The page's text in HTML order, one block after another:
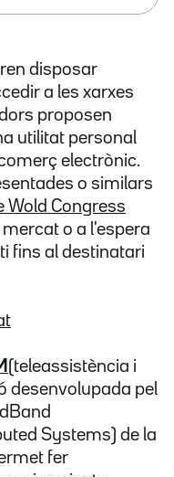
disposar
a les xarxes
proposen
utilitat personal
electrònic.
o similars
Wold Congress
o a l'espera
fins al destinatari
(teleassistència i
desenvolupada pel
Systems) de la
fer